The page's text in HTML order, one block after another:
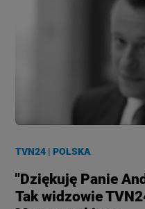
TVN24 |POLSKA
"Dziękuję Panie
Tak widzowie